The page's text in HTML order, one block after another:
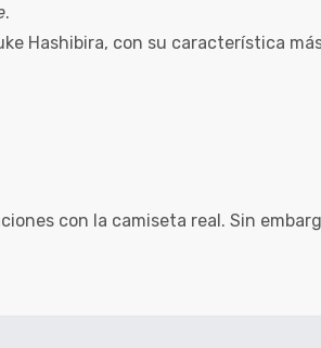
.
Hashibira, con su característica
con la camiseta real. Sin